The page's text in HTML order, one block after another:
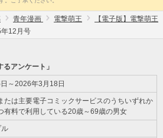
青年漫画 電撃萌王
【電子版】電撃萌王
12月号
るアンケート」
～2026年3月18日
たは主要電子コミックサービスのうちいずれか
有料で利用している20歳～69歳の男女